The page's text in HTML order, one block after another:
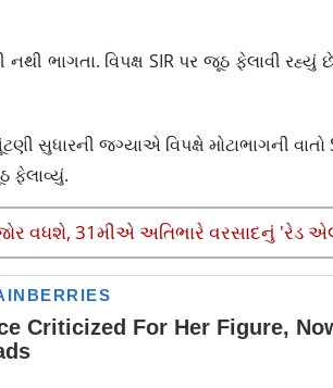
ભાગતા. વિપક્ષ SIR પર જૂઠ ફેલાવી રહ્યું
જગ્યાએ વિપક્ષે મોટાભાગની વાતો
ફેલાવ્યું.
વધશે, 31મીએ અતિભારે વરસાદનું 'રેડ